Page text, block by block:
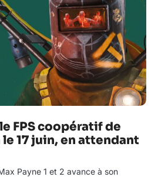
FPS coopératif de
17 juin, en attendant
Payne 1 et 2 avance à son